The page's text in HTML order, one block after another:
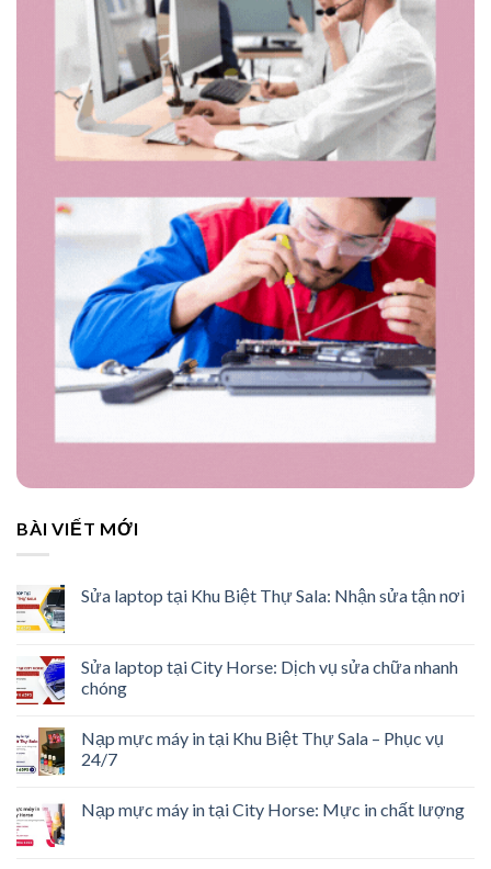
BÀI VIẾT MỚI
Sửa laptop tại Khu Biệt Thự Sala: Nhận sửa tận nơi
Sửa laptop tại City Horse: Dịch vụ sửa chữa nhanh
chóng
Nạp mực máy in tại Khu Biệt Thự Sala – Phục vụ
24/7
Nạp mực máy in tại City Horse: Mực in chất lượng